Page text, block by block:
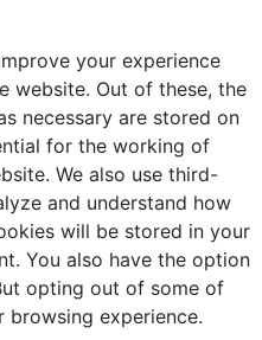
your experience
website. Out of these, the
necessary are stored on
for the working of
We also use third-
and understand how
will be stored in your
You also have the option
opting out of some of
experience.